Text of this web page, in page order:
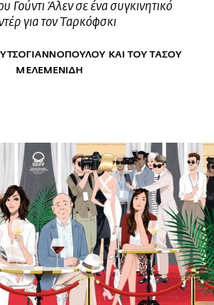
Γούντι Άλεν σε ένα συγκινητικό
για τον Ταρκόφσκι
ΚΑΙ ΤΟΥ ΤΑΣΟΥ
ΜΕΛΕΜΕΝΙΔΗ